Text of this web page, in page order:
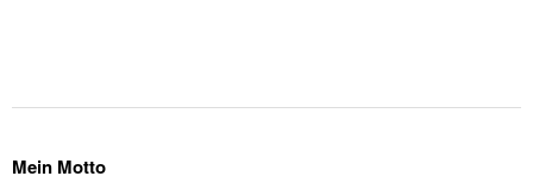
Mein Motto